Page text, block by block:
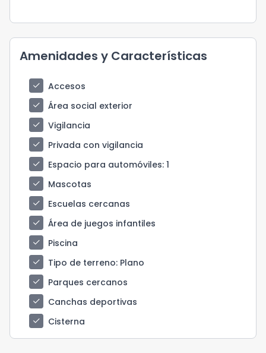
Amenidades y Características
check
Accesos
check
Área social exterior
check
Vigilancia
check
Privada con vigilancia
check
Espacio para automóviles: 1
check
Mascotas
check
Escuelas cercanas
check
Área de juegos infantiles
check
Piscina
check
Tipo de terreno: Plano
check
Parques cercanos
check
Canchas deportivas
check
Cisterna